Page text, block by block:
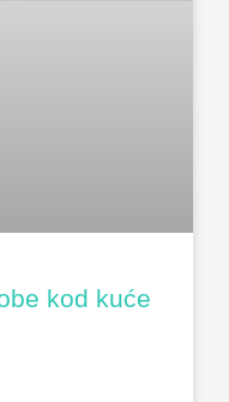
kod kuće